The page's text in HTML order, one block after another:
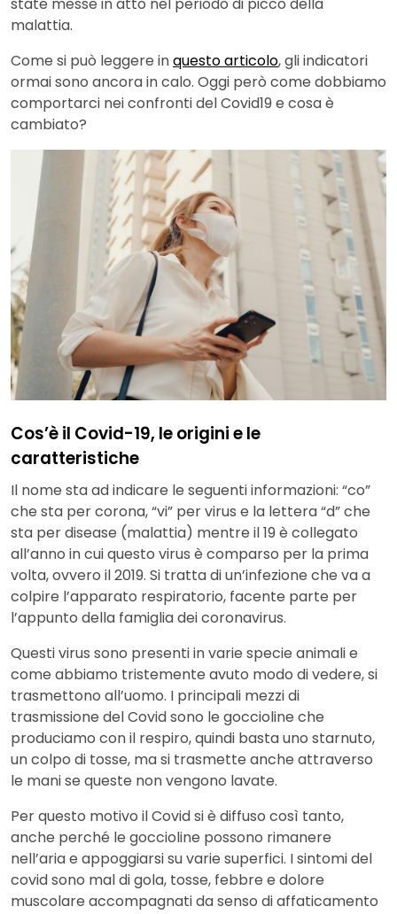
state messe in atto nel periodo di picco della
malattia.
Come si può leggere inquesto articolo, gli indicatori
ormai sono ancora in calo. Oggi però come dobbiamo
comportarci nei confronti del Covid19 e cosa è
cambiato?
Cos’è il Covid-19, le origini e le
caratteristiche
Il nome sta ad indicare le seguenti informazioni: “co”
che sta per corona, “vi” per virus e la lettera “d” che
sta per disease (malattia) mentre il 19 è collegato
all’anno in cui questo virus è comparso per la prima
volta, ovvero il 2019. Si tratta di un’infezione che va a
colpire l’apparato respiratorio, facente parte per
l’appunto della famiglia dei coronavirus.
Questi virus sono presenti in varie specie animali e
come abbiamo tristemente avuto modo di vedere, si
trasmettono all’uomo. I principali mezzi di
trasmissione del Covid sono le goccioline che
produciamo con il respiro, quindi basta uno starnuto,
un colpo di tosse, ma si trasmette anche attraverso
le mani se queste non vengono lavate.
Per questo motivo il Covid si è diffuso così tanto,
anche perché le goccioline possono rimanere
nell’aria e appoggiarsi su varie superfici. I sintomi del
covid sono mal di gola, tosse, febbre e dolore
muscolare accompagnati da senso di affaticamento